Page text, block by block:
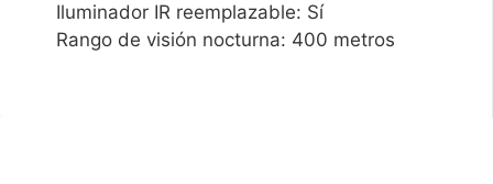
Iluminador IR reemplazable: Sí
Rango de visión nocturna: 400 metros